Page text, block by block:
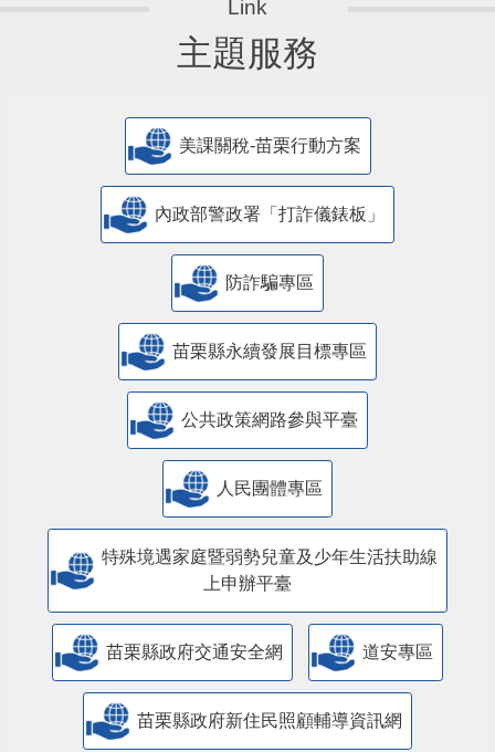
主題服務
美課關稅-苗栗行動方案
內政部警政署「打詐儀錶板」
防詐騙專區
苗栗縣永續發展目標專區
公共政策網路參與平臺
人民團體專區
特殊境遇家庭暨弱勢兒童及少年生活扶助線
上申辦平臺
苗栗縣政府交通安全網 道安專區
苗栗縣政府新住民照顧輔導資訊網